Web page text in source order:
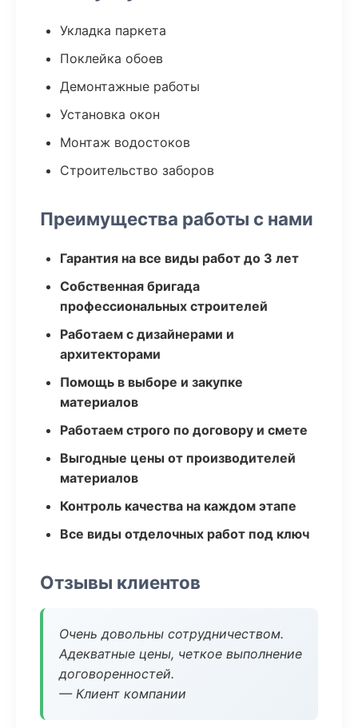
Укладка паркета
Поклейка обоев
Демонтажные работы
Установка окон
Монтаж водостоков
Строительство заборов
Преимущества работы с нами
Гарантия на все виды работ до 3 лет
Собственная бригада
профессиональных строителей
Работаем с дизайнерами и
архитекторами
Помощь в выборе и закупке
материалов
Работаем строго по договору и смете
Выгодные цены от производителей
материалов
Контроль качества на каждом этапе
Все виды отделочных работ под ключ
Отзывы клиентов
Очень довольны сотрудничеством.
Адекватные цены, четкое выполнение
договоренностей.
— Клиент компании